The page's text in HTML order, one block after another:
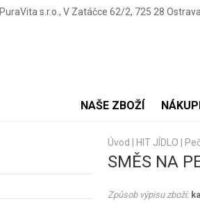
PuraVita s.r.o., V Zatáčce 62/2, 725 28 Ostrava
NAŠE ZBOŽÍ
Úvod HIT JÍDLO
SMĚS NA
Způsob výpisu zboží: